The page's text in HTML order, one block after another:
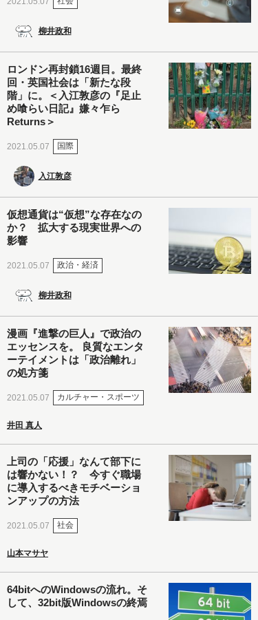
柳井政和
ロンドン再封鎖16週目。最終
回・英国社会は「新たな段
階」に。＜入江敦彦の『足止
め喰らい日記』嫌々乍ら
Returns＞
2021.05.07 国際
入江敦彦
仮想通貨は“仮想”な存在なの
か？ 拡大する現実世界への
影響
2021.05.07 政治・経済
柳井政和
漫画『進撃の巨人』で政治の
エッセンスを。 良質なエンタ
ーテイメントは「政治離れ」
の処方箋
2021.05.07 カルチャー・スポーツ
井田 真人
上司の「応援」なんて部下に
は響かない！？ 今すぐ職場
に導入するべきモチベーショ
ンアップの方法
2021.05.07 社会
山本マサヤ
64bitへのWindowsの流れ。そ
して、32bit版Windowsの終焉